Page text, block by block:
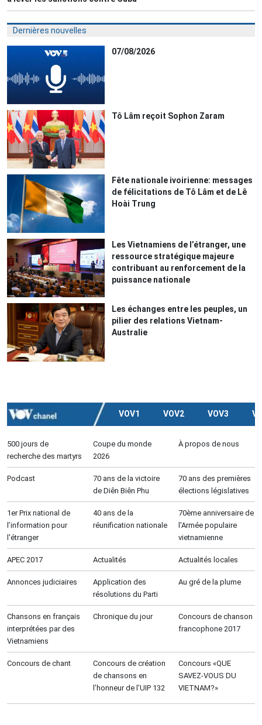
Dernières nouvelles
07/08/2026
Tô Lâm reçoit Sophon Zaram
Fête nationale ivoirienne: messages
de félicitations de Tô Lâm et de Lê
Hoài Trung
Les Vietnamiens de l’étranger, une
ressource stratégique majeure
contribuant au renforcement de la
puissance nationale
Les échanges entre les peuples, un
pilier des relations Vietnam-
Australie
VOV1 VOV2 VOV3
500 jours de
recherche des martyrs
Coupe du monde
2026
À propos de nous
Podcast
70 ans de la victoire
de Diên Biên Phu
70 ans des premières
élections législatives
1er Prix national de
l’information pour
l'étranger
40 ans de la
réunification nationale
70ème anniversaire de
l'Armée populaire
vietnamienne
APEC 2017 Actualités Actualités locales
Annonces judiciaires
Application des
résolutions du Parti
Au gré de la plume
Chansons en français
interprétées par des
Vietnamiens
Chronique du jour
Concours de chanson
francophone 2017
Concours de chant
Concours de création
de chansons en
l’honneur de l’UIP 132
Concours «QUE
SAVEZ-VOUS DU
VIETNAM?»